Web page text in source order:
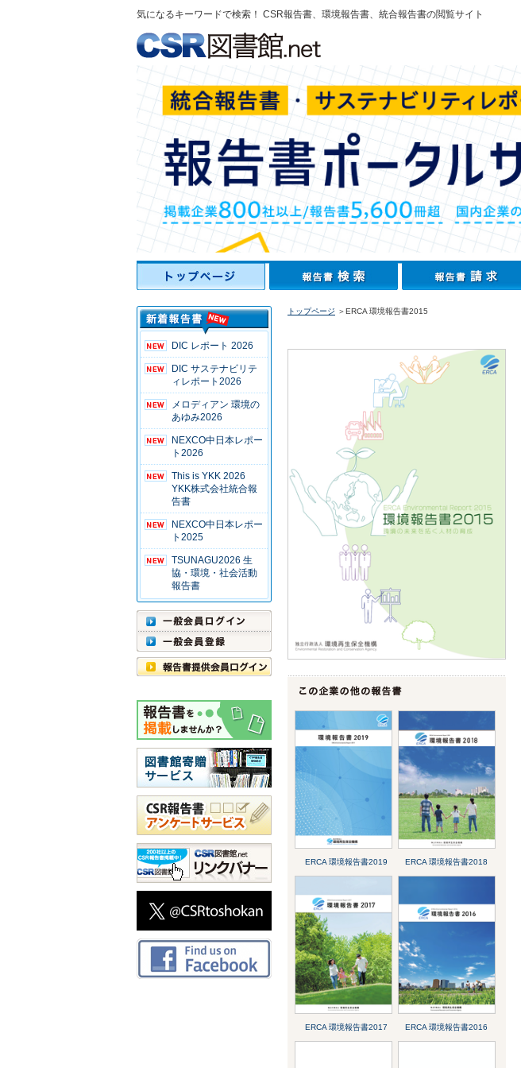
気になるキーワードで検索！ CSR報告書、環境報告書、統合報告書の閲覧サイト
DIC レポート 2026
DIC サステナビリテ
ィレポート2026
メロディアン 環境の
あゆみ2026
NEXCO中日本レポー
ト2026
This is YKK 2026
YKK株式会社統合報
告書
NEXCO中日本レポー
ト2025
TSUNAGU2026 生
協・環境・社会活動
報告書
トップページ ＞ERCA 環境報告書2015
ERCA 環境報告書2019 ERCA 環境報告書2018
ERCA 環境報告書2017 ERCA 環境報告書2016